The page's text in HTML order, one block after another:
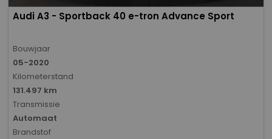
Audi A3 - Sportback 40 e-tron Advance Sport
Bouwjaar
05-2020
Kilometerstand
131.497 km
Transmissie
Automaat
Brandstof